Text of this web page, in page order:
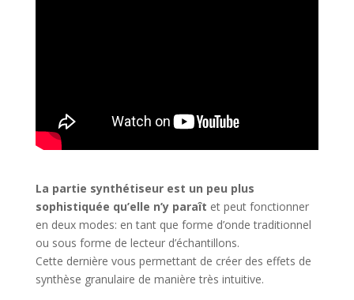
La partie synthétiseur est un peu plus
sophistiquée qu’elle n’y paraît et peut fonctionner
en deux modes: en tant que forme d’onde traditionnel
ou sous forme de lecteur d’échantillons.
Cette dernière vous permettant de créer des effets de
synthèse granulaire de manière très intuitive.